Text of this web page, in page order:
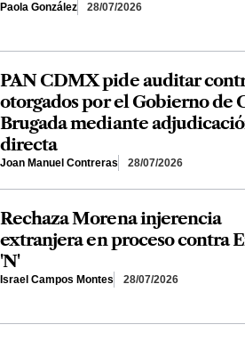
Paola González 28/07/2026
PAN CDMX pide auditar
otorgados por el Gobierno de
Brugada mediante
directa
Joan Manuel Contreras 28/07/2026
Rechaza Morena injerencia
extranjera en proceso contra
'N'
Israel Campos Montes 28/07/2026